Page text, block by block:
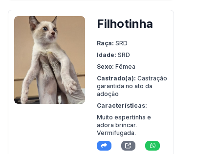
Filhotinha
Raça: SRD
Idade: SRD
Sexo: Fêmea
Castrado(a): Castração
garantida no ato da
adoção
Características:
Muito espertinha e
adora brincar.
Vermifugada.